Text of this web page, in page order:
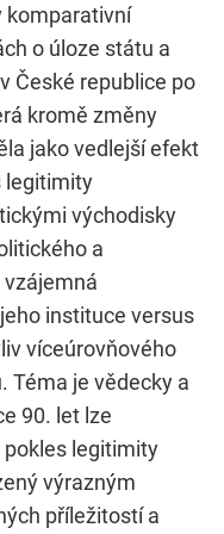
komparativní
o úloze státu a
České republice po
kromě změny
jako vedlejší efekt
legitimity
východisky
a
instituce versus
víceúrovňového
Téma je vědecky a
90. let lze
legitimity
výrazným
příležitostí a